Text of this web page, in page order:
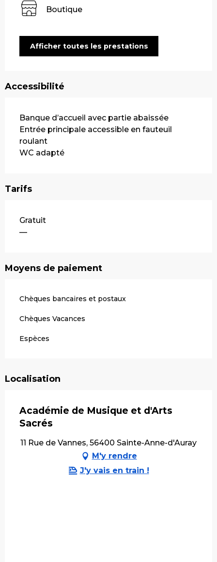
Boutique
Afficher toutes les prestations
Accessibilité
Banque d’accueil avec partie abaissée
Entrée principale accessible en fauteuil
roulant
WC adapté
Tarifs
Tarifs 2026
Gratuit
—
Moyens de paiement
Chèques bancaires et postaux
Chèques Vacances
Espèces
Localisation
Académie de Musique et d'Arts
Sacrés
11 Rue de Vannes, 56400 Sainte-Anne-d'Auray
M'y rendre
J'y vais en train !